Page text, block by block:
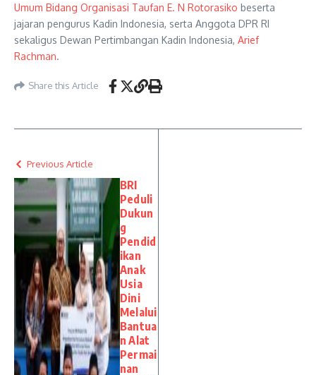
Umum Bidang Organisasi Taufan E. N Rotorasiko beserta
jajaran pengurus Kadin Indonesia, serta Anggota DPR RI
sekaligus Dewan Pertimbangan Kadin Indonesia, Arief
Rachman.
Share this Article
Previous Article
BRI
Peduli
Dukun
g
Pendid
ikan
Anak
Usia
Dini
Melalui
Bantua
n Alat
Permai
nan